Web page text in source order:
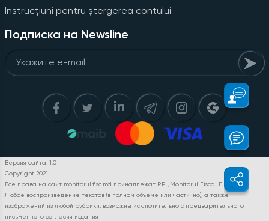
Instrucțiuni pentru ștergerea contului
Подписка на Newsline
Версия сайта: 1.0
Copyright 2021
Все права на сайт monitorul.fisc.md принадлежат P.P. „Monitorul Fiscal FISC.MD”.
Любое воспроизведение текстов (в полном объеме или частично), а также
изображений из любой рубрики, возможны исключительно с предварительного
письменного согласия издания